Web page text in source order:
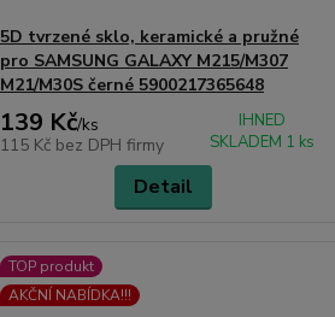
5D tvrzené sklo, keramické a pružné
pro SAMSUNG GALAXY M215/M307
M21/M30S černé 5900217365648
139 Kč/ks
115 Kč bez DPH firmy
IHNED
SKLADEM 1 ks
Detail
TOP produkt
AKČNÍ NABÍDKA!!!